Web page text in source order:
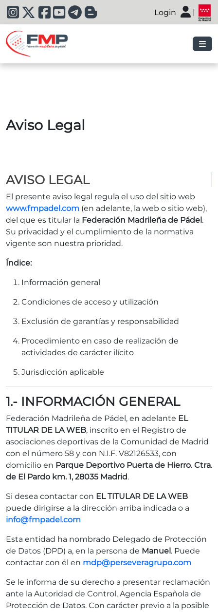
|
Login |
Aviso Legal
AVISO LEGAL
El presente aviso legal regula el uso del sitio web
www.fmpadel.com (en adelante, la web o sitio web),
del que es titular la Federación Madrileña de Pádel.
Su privacidad y el cumplimiento de la normativa
vigente son nuestra prioridad.
Índice:
Información general
Condiciones de acceso y utilización
Exclusión de garantías y responsabilidad
Procedimiento en caso de realización de
actividades de carácter ilícito
Jurisdicción aplicable
1.- INFORMACIÓN GENERAL
Federación Madrileña de Pádel, en adelante EL
TITULAR DE LA WEB, inscrito en el Registro de
asociaciones deportivas de la Comunidad de Madrid
con el número 58 y con N.I.F. V82126533, con
domicilio en Parque Deportivo Puerta de Hierro. Ctra.
de El Pardo km. 1, 28035 Madrid.
Si desea contactar con EL TITULAR DE LA WEB
puede dirigirse a la dirección arriba indicada o a
info@fmpadel.com
Esta entidad ha nombrado Delegado de Protección
de Datos (DPD) a, en la persona de Manuel. Puede
contactar con él en mdp@perseveragrupo.com
Se le informa de su derecho a presentar reclamación
ante la Autoridad de Control, Agencia Española de
Protección de Datos. Con carácter previo a la posible